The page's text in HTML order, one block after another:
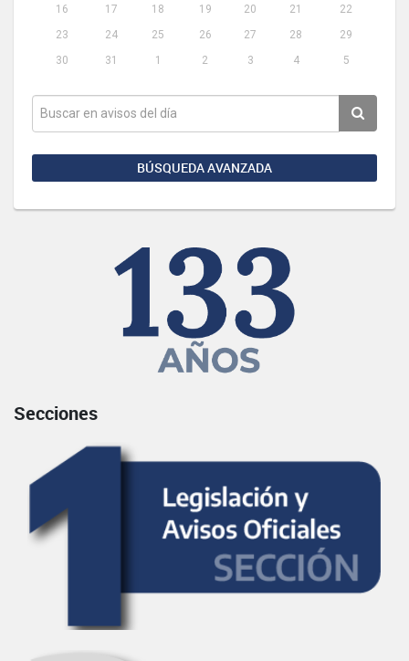
16
17 18 19 20 21
22
23
24 25 26 27 28
29
30
31 1 2 3 4 5
BÚSQUEDA AVANZADA
Secciones